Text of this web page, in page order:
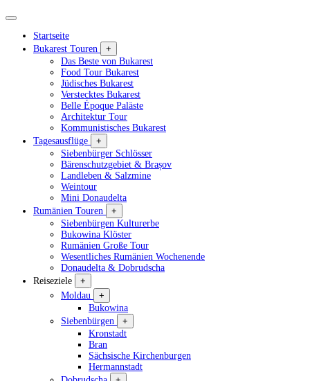
Startseite
Bukarest Touren
+
Das Beste von Bukarest
Food Tour Bukarest
Jüdisches Bukarest
Verstecktes Bukarest
Belle Époque Paläste
Architektur Tour
Kommunistisches Bukarest
Tagesausflüge
+
Siebenbürger Schlösser
Bärenschutzgebiet & Brașov
Landleben & Salzmine
Weintour
Mini Donaudelta
Rumänien Touren
+
Siebenbürgen Kulturerbe
Bukowina Klöster
Rumänien Große Tour
Wesentliches Rumänien Wochenende
Donaudelta & Dobrudscha
Reiseziele
+
Moldau
+
Bukowina
Siebenbürgen
+
Kronstadt
Bran
Sächsische Kirchenburgen
Hermannstadt